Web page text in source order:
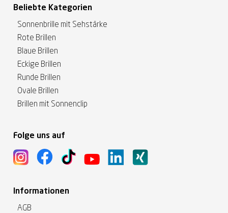
Beliebte Kategorien
Sonnenbrille mit Sehstärke
Rote Brillen
Blaue Brillen
Eckige Brillen
Runde Brillen
Ovale Brillen
Brillen mit Sonnenclip
Folge uns auf
Informationen
AGB